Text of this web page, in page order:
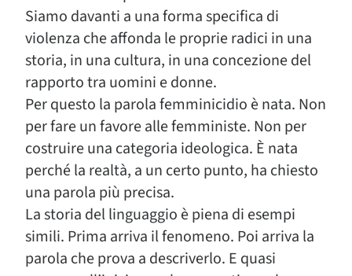
Siamo davanti a una forma specifica di
violenza che affonda le proprie radici in una
storia, in una cultura, in una concezione del
rapporto tra uomini e donne.
Per questo la parola femminicidio è nata. Non
per fare un favore alle femministe. Non per
costruire una categoria ideologica. È nata
perché la realtà, a un certo punto, ha chiesto
una parola più precisa.
La storia del linguaggio è piena di esempi
simili. Prima arriva il fenomeno. Poi arriva la
parola che prova a descriverlo. E quasi